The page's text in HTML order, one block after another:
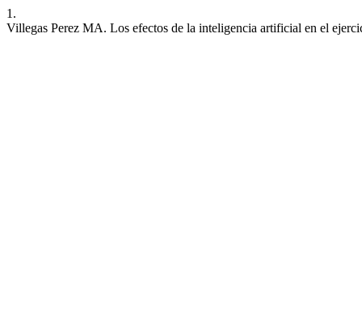
1.
Villegas Perez MA. Los efectos de la inteligencia artificial en el